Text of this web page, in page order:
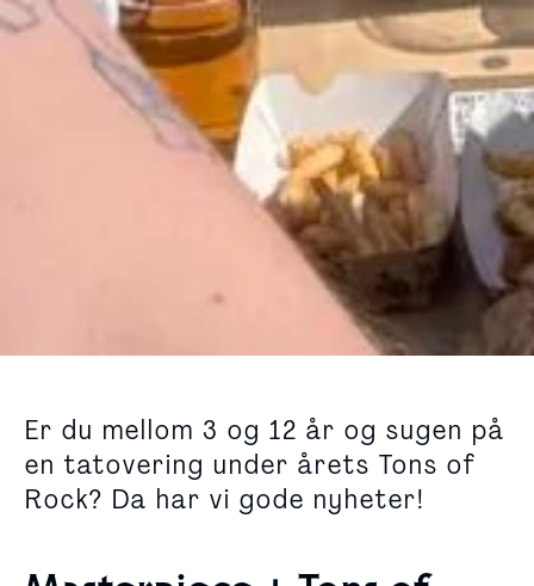
Er du mellom 3 og 12 år og sugen på
en tatovering under årets Tons of
Rock? Da har vi gode nyheter!